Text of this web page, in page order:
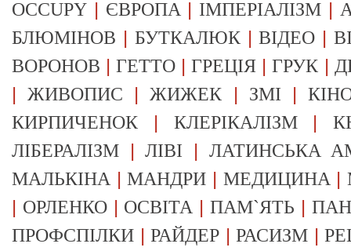
OCCUPY | ЄВРОПА | ІМПЕРІАЛІЗМ |
БЛЮМІНОВ | БУТКАЛЮК|ВІДЕО |
ВОРОНОВ |ГЕТТО |ГРЕЦІЯ |ГРУК |
|ЖИВОПИС |ЖИЖЕК | ЗМІ |
КИРПИЧЕНОК | КЛЕРІКАЛІЗМ|
ЛІБЕРАЛІЗМ |ЛІВІ | ЛАТИНСЬКА
МАЛЬКІНА |МАНДРИ | МЕДИЦИНА |
| ОРЛЕНКО| ОСВІТА |ПАМ`ЯТЬ |
ПРОФСПІЛКИ |РАЙДЕР |РАСИЗМ |